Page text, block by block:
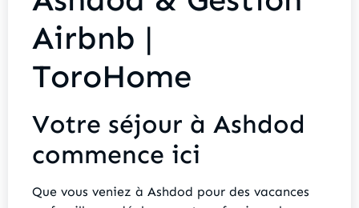
Airbnb |
ToroHome
Votre séjour à Ashdod
commence ici
Que vous veniez à Ashdod pour des vacances